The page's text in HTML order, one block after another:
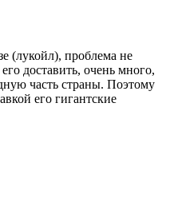
(лукойл), проблема не
доставить, очень много,
часть страны. Поэтому
его гигантские